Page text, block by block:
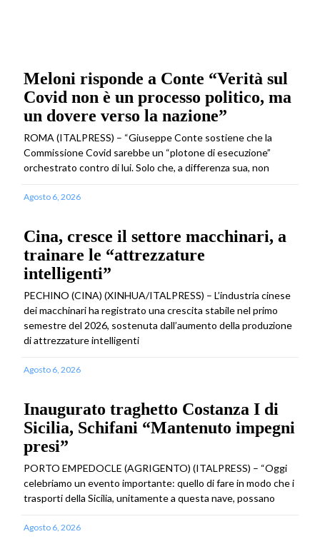
Meloni risponde a Conte “Verità sul
Covid non è un processo politico, ma
un dovere verso la nazione”
ROMA (ITALPRESS) – “Giuseppe Conte sostiene che la
Commissione Covid sarebbe un “plotone di esecuzione”
orchestrato contro di lui. Solo che, a differenza sua, non
Agosto 6, 2026
Cina, cresce il settore macchinari, a
trainare le “attrezzature
intelligenti”
PECHINO (CINA) (XINHUA/ITALPRESS) – L’industria cinese
dei macchinari ha registrato una crescita stabile nel primo
semestre del 2026, sostenuta dall’aumento della produzione
di attrezzature intelligenti
Agosto 6, 2026
Inaugurato traghetto Costanza I di
Sicilia, Schifani “Mantenuto impegni
presi”
PORTO EMPEDOCLE (AGRIGENTO) (ITALPRESS) – “Oggi
celebriamo un evento importante: quello di fare in modo che i
trasporti della Sicilia, unitamente a questa nave, possano
Agosto 6, 2026